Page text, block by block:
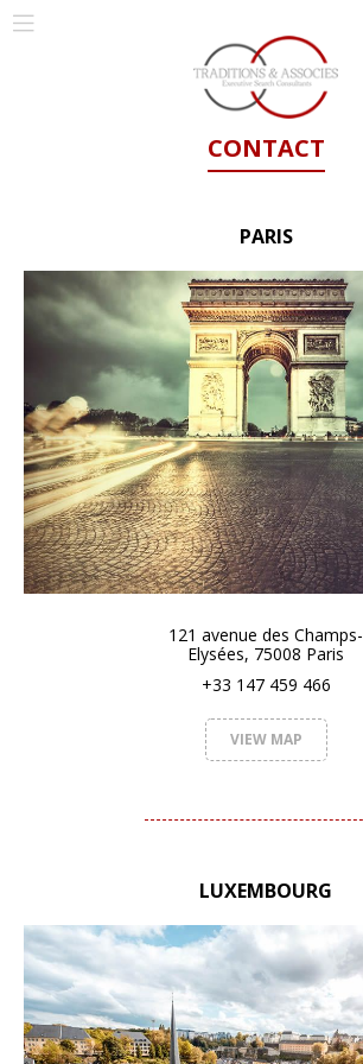
CONTACT
PARIS
121 avenue des Champs-
Elysées, 75008 Paris
+33 147 459 466
VIEW MAP
LUXEMBOURG